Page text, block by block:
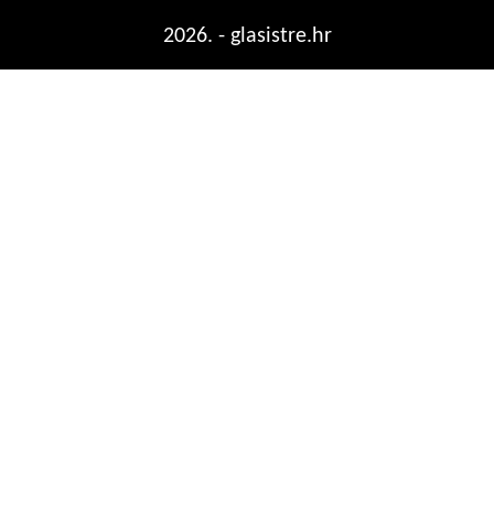
2026. - glasistre.hr